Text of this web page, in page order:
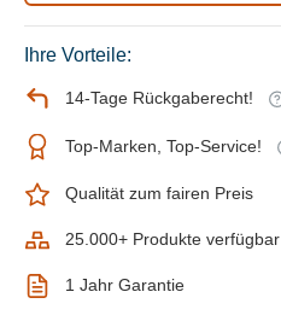
Ihre Vorteile:
14-Tage Rückgaberecht!
Top-Marken, Top-Service!
Qualität zum fairen Preis
25.000+ Produkte verfügbar
1 Jahr Garantie